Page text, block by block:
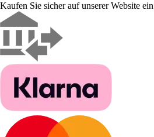
Kaufen Sie sicher auf unserer Website ein